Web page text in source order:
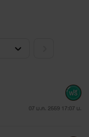
07 ม.ค. 2559 17:07 น.